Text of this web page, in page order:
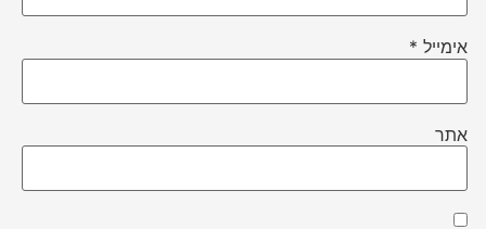
אימייל *
אתר